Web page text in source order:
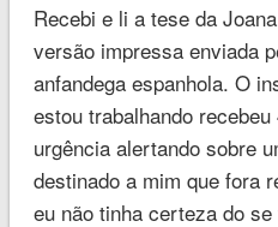
Recebi e li a tese da
versão impressa enviada
anfandega espanhola. O
estou trabalhando
urgência alertando sobre
destinado a mim que fora
eu não tinha certeza do